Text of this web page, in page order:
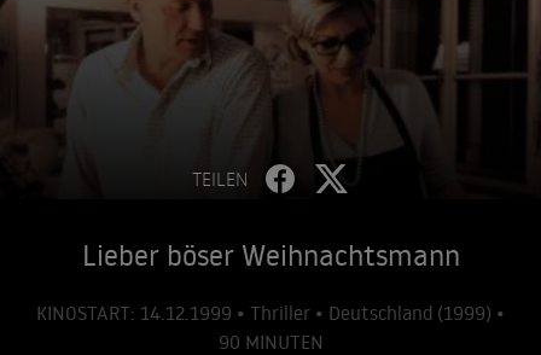
TEILEN
Lieber böser Weihnachtsmann
KINOSTART: 14.12.1999 • Thriller • Deutschland (1999) •
90 MINUTEN